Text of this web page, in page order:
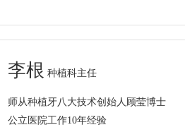
李根 种植科主任
师从种植牙八大技术创始人顾莹博士
公立医院工作10年经验